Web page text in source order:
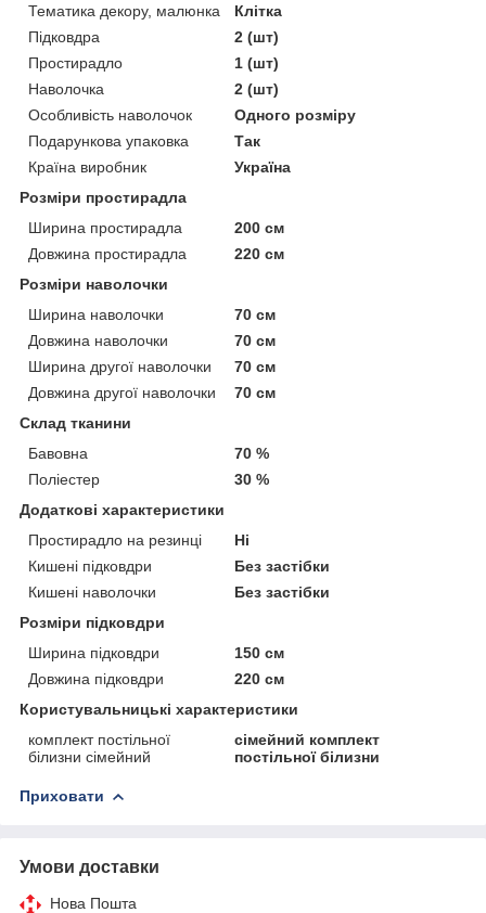
Тематика декору, малюнка
Клітка
Підковдра
2 (шт)
Простирадло
1 (шт)
Наволочка
2 (шт)
Особливість наволочок
Одного розміру
Подарункова упаковка
Так
Країна виробник
Україна
Розміри простирадла
Ширина простирадла
200 см
Довжина простирадла
220 см
Розміри наволочки
Ширина наволочки
70 см
Довжина наволочки
70 см
Ширина другої наволочки
70 см
Довжина другої наволочки
70 см
Склад тканини
Бавовна
70 %
Поліестер
30 %
Додаткові характеристики
Простирадло на резинці
Ні
Кишені підковдри
Без застібки
Кишені наволочки
Без застібки
Розміри підковдри
Ширина підковдри
150 см
Довжина підковдри
220 см
Користувальницькі характеристики
комплект постільної
білизни сімейний
сімейний комплект
постільної білизни
Приховати
Умови доставки
Нова Пошта